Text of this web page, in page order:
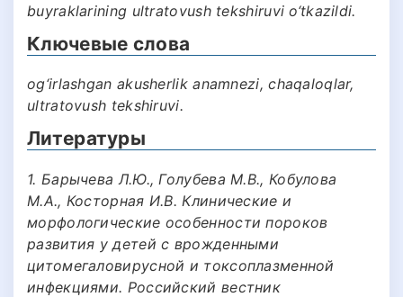
buyraklarining ultratovush tekshiruvi o‘tkazildi.
Ключевые слова
og‘irlashgan akusherlik anamnezi, chaqaloqlar,
ultratovush tekshiruvi.
Литературы
1. Барычева Л.Ю., Голубева М.В., Кобулова
М.А., Косторная И.В. Клинические и
морфологические особенности пороков
развития у детей с врожденными
цитомегаловирусной и токсоплазменной
инфекциями. Российский вестник